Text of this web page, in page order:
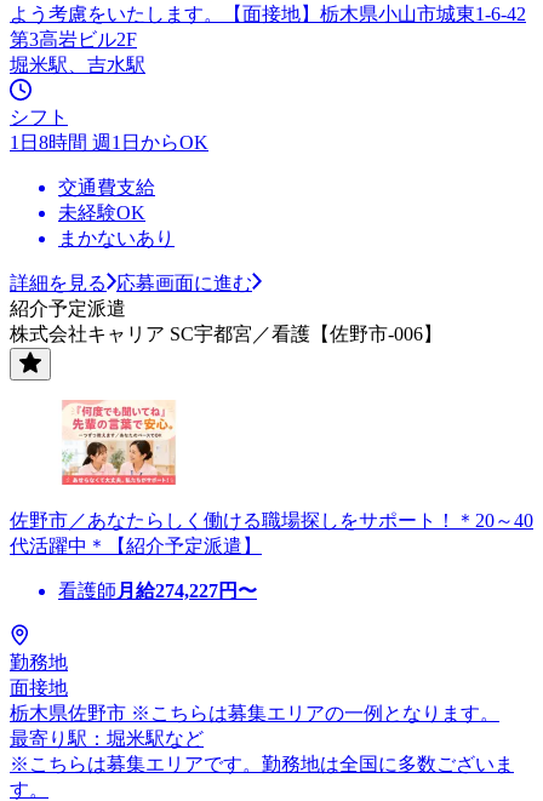
よう考慮をいたします。【面接地】栃木県小山市城東1-6-42
第3高岩ビル2F
堀米駅、吉水駅
シフト
1日8時間 週1日からOK
交通費支給
未経験OK
まかないあり
詳細を見る
応募画面に進む
紹介予定派遣
株式会社キャリア SC宇都宮／看護【佐野市-006】
佐野市／あなたらしく働ける職場探しをサポート！＊20～40
代活躍中＊【紹介予定派遣】
看護師 月給274,227円〜
勤務地
面接地
栃木県佐野市 ※こちらは募集エリアの一例となります。
最寄り駅：堀米駅など
※こちらは募集エリアです。勤務地は全国に多数ございま
す。